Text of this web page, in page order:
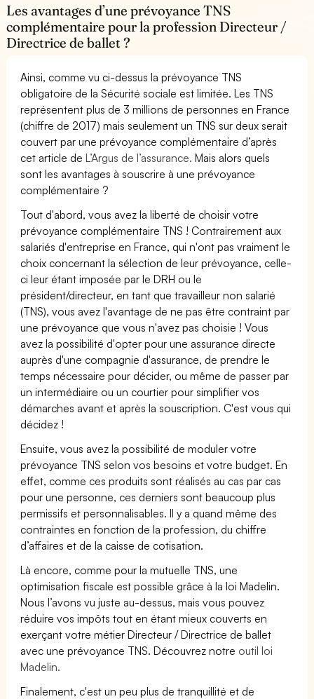
Les avantages d’une prévoyance TNS
complémentaire pour la profession Directeur /
Directrice de ballet ?
Ainsi, comme vu ci-dessus la prévoyance TNS
obligatoire de la Sécurité sociale est limitée. Les TNS
représentent plus de 3 millions de personnes en France
(chiffre de 2017) mais seulement un TNS sur deux serait
couvert par une prévoyance complémentaire d’après
cet article deL’Argus de l’assurance. Mais alors quels
sont les avantages à souscrire à une prévoyance
complémentaire ?
Tout d'abord, vous avez la liberté de choisir votre
prévoyance complémentaire TNS ! Contrairement aux
salariés d'entreprise en France, qui n'ont pas vraiment le
choix concernant la sélection de leur prévoyance, celle-
ci leur étant imposée par le DRH ou le
président/directeur, en tant que travailleur non salarié
(TNS), vous avez l'avantage de ne pas être contraint par
une prévoyance que vous n'avez pas choisie ! Vous
avez la possibilité d'opter pour une assurance directe
auprès d'une compagnie d'assurance, de prendre le
temps nécessaire pour décider, ou même de passer par
un intermédiaire ou un courtier pour simplifier vos
démarches avant et après la souscription. C'est vous qui
décidez !
Ensuite, vous avez la possibilité de moduler votre
prévoyance TNS selon vos besoins et votre budget. En
effet, comme ces produits sont réalisés au cas par cas
pour une personne, ces derniers sont beaucoup plus
permissifs et personnalisables. Il y a quand même des
contraintes en fonction de la profession, du chiffre
d’affaires et de la caisse de cotisation.
Là encore, comme pour la mutuelle TNS, une
optimisation fiscale est possible grâce à la loi Madelin.
Nous l’avons vu juste au-dessus, mais vous pouvez
réduire vos impôts tout en étant mieux couverts en
exerçant votre métier Directeur / Directrice de ballet
avec une prévoyance TNS. Découvrez notre outil loi
Madelin.
Finalement, c'est un peu plus de tranquillité et de